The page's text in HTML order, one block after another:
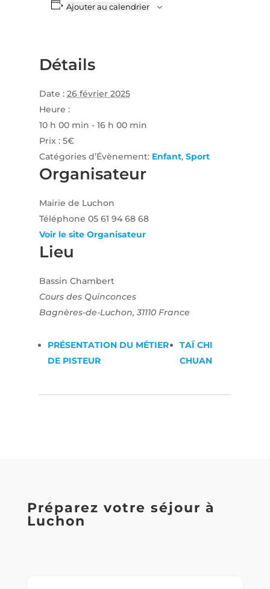
Ajouter au calendrier
Détails
Date : 26 février 2025
Heure :
10 h 00 min - 16 h 00 min
Prix : 5€
Catégories d’Évènement: Enfant, Sport
Lieu
Bassin Chambert
Cours des Quinconces
Bagnères-de-Luchon, 31110 France
Organisateur
Mairie de Luchon
Téléphone 05 61 94 68 68
Voir le site Organisateur
PRÉSENTATION DU MÉTIER
DE PISTEUR
TAÏ CHI
CHUAN
Préparez votre séjour à
Luchon